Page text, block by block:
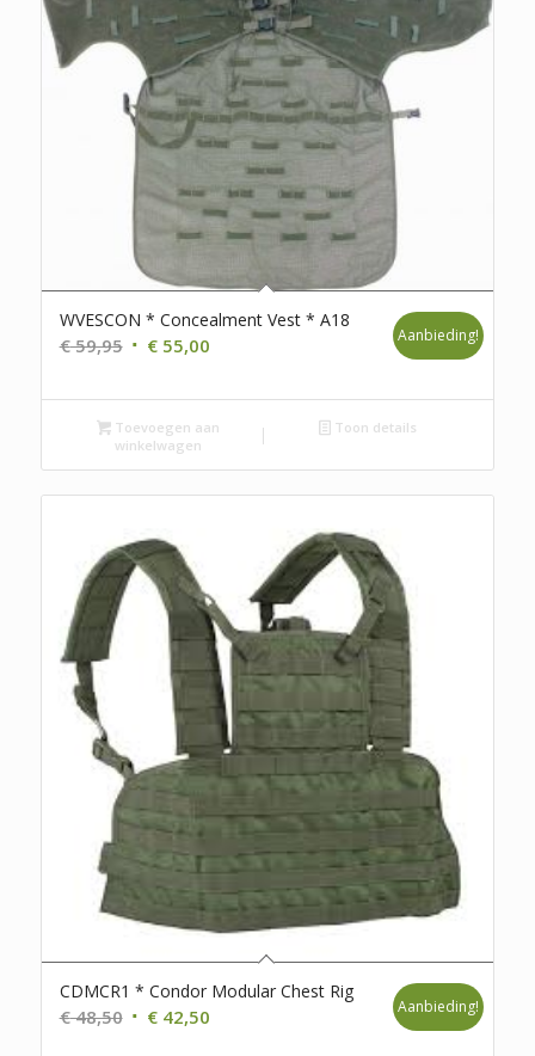
WVESCON * Concealment Vest * A18
€59,95 Oorspronkelijke
was:
€ 59,95.
€55,00Huidige
is:
€ 55,00.
Aanbieding!
Toevoegen aan
winkelwagen
Toon details
CDMCR1 * Condor Modular Chest Rig
€48,50 Oorspronkelijke
€42,50Huidige
Aanbieding!